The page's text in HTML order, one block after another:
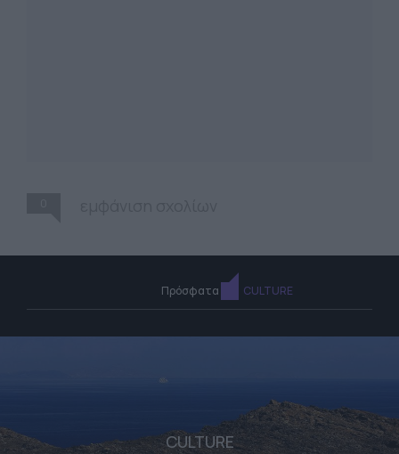
Πρόσφατα CULTURE
CULTURE